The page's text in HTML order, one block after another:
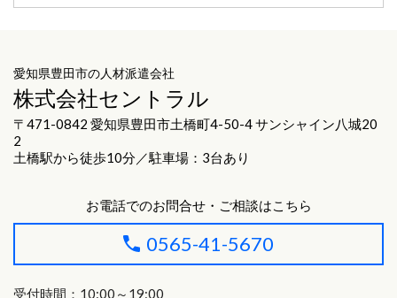
愛知県豊田市の人材派遣会社
株式会社セントラル
〒471-0842 愛知県豊田市土橋町4-50-4 サンシャイン八城20
2
土橋駅から徒歩10分／駐車場：3台あり
お電話でのお問合せ・ご相談はこちら
0565-41-5670
受付時間：10:00～19:00